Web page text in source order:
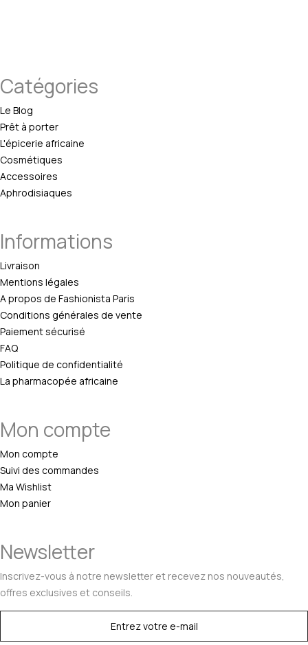
Catégories
Le Blog
Prêt à porter
L'épicerie africaine
Cosmétiques
Accessoires
Aphrodisiaques
Informations
Livraison
Mentions légales
A propos de Fashionista Paris
Conditions générales de vente
Paiement sécurisé
FAQ
Politique de confidentialité
La pharmacopée africaine
Mon compte
Mon compte
Suivi des commandes
Ma Wishlist
Mon panier
Newsletter
Inscrivez-vous à notre newsletter et recevez nos nouveautés,
offres exclusives et conseils.